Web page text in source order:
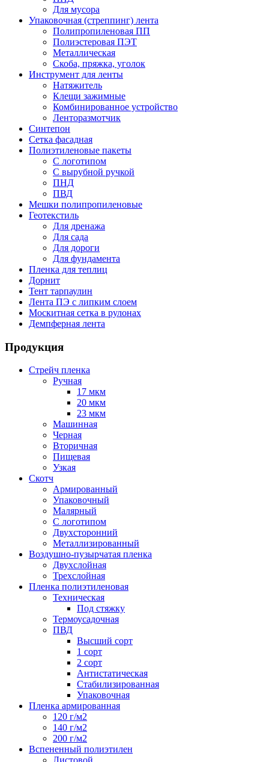
Для мусора
Упаковочная (стреппинг) лента
Полипропиленовая ПП
Полиэстеровая ПЭТ
Металлическая
Скоба, пряжка, уголок
Инструмент для ленты
Натяжитель
Клещи зажимные
Комбинированное устройство
Ленторазмотчик
Синтепон
Сетка фасадная
Полиэтиленовые пакеты
С логотипом
С вырубной ручкой
ПНД
ПВД
Мешки полипропиленовые
Геотекстиль
Для дренажа
Для сада
Для дороги
Для фундамента
Пленка для теплиц
Дорнит
Тент тарпаулин
Лента ПЭ с липким слоем
Москитная сетка в рулонах
Демпферная лента
Продукция
Стрейч пленка
Ручная
17 мкм
20 мкм
23 мкм
Машинная
Черная
Вторичная
Пищевая
Узкая
Скотч
Армированный
Упаковочный
Малярный
С логотипом
Двухсторонний
Металлизированный
Воздушно-пузырчатая пленка
Двухслойная
Трехслойная
Пленка полиэтиленовая
Техническая
Под стяжку
Термоусадочная
ПВД
Высший сорт
1 сорт
2 сорт
Антистатическая
Стабилизированная
Упаковочная
Пленка армированная
120 г/м2
140 г/м2
200 г/м2
Вспененный полиэтилен